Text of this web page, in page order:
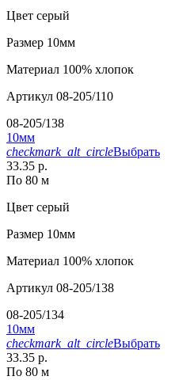
Цвет серый
Размер 10мм
Материал 100% хлопок
Артикул 08-205/110
08-205/138
10мм
checkmark_alt_circleВыбрать
33.35 р.
По 80 м
Цвет серый
Размер 10мм
Материал 100% хлопок
Артикул 08-205/138
08-205/134
10мм
checkmark_alt_circleВыбрать
33.35 р.
По 80 м